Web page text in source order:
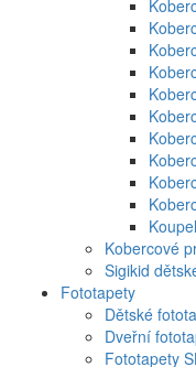
Kobercové
Sigikid
Fototapety
Dětské
Dveřní
Fototapety